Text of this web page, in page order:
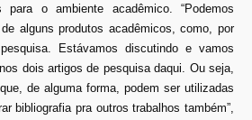
para o ambiente acadêmico. “Podemos
alguns produtos acadêmicos, como, por
Estávamos discutindo e vamos
dois artigos de pesquisa daqui. Ou seja,
de alguma forma, podem ser utilizadas
bibliografia pra outros trabalhos também”,